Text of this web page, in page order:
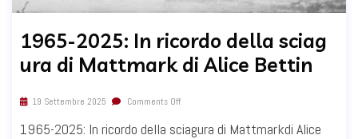
1965-2025: In ricordo della sciag
ura di Mattmark di Alice Bettin
19 Settembre 2025 Comments Off
1965-2025: In ricordo della sciagura di Mattmarkdi Alice